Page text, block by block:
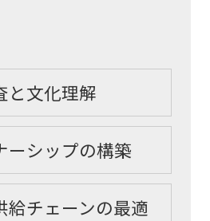
と文化理解
ーシップの構築
給チェーンの最適